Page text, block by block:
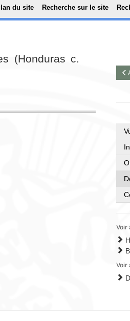
Aller au contenu principal
du site Recherche sur le site
(Honduras c.
Voir
Voir